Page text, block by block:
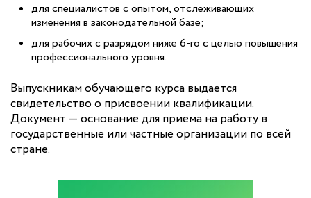
для специалистов с опытом, отслеживающих
изменения в законодательной базе;
для рабочих с разрядом ниже 6-го с целью повышения
профессионального уровня.
Выпускникам обучающего курса выдается
свидетельство о присвоении квалификации.
Документ — основание для приема на работу в
государственные или частные организации по всей
стране.